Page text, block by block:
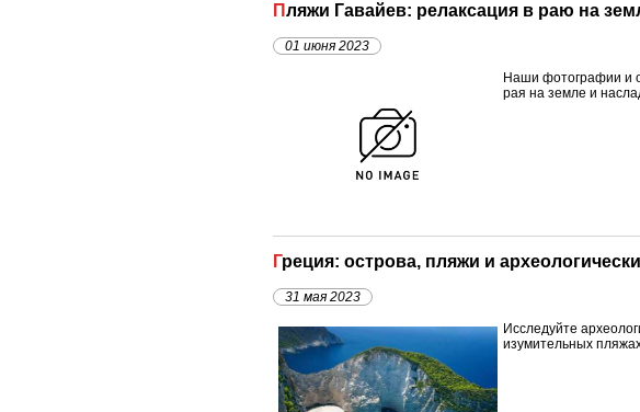
Пляжи Гавайев: релаксация в раю на
01 июня 2023
Наши фотографии и
рая на земле и
Греция: острова, пляжи и
31 мая 2023
Исследуйте
изумительных